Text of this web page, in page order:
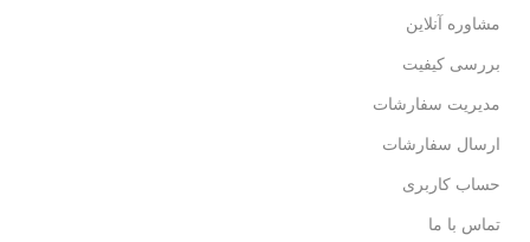
مشاوره آنلاین
بررسی کیفیت
مدیریت سفارشات
ارسال سفارشات
حساب کاربری
تماس با ما